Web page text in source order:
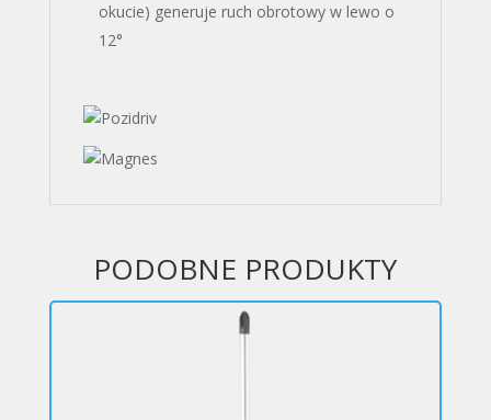
okucie) generuje ruch obrotowy w lewo o
12°
PODOBNE PRODUKTY